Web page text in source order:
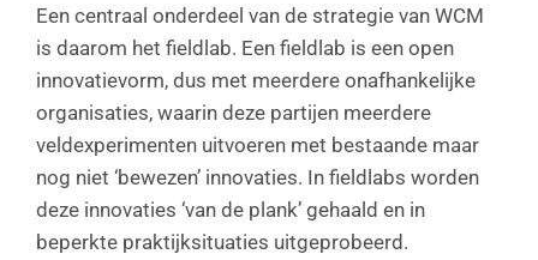
Een centraal onderdeel van de strategie van WCM
is daarom het fieldlab. Een fieldlab is een open
innovatievorm, dus met meerdere onafhankelijke
organisaties, waarin deze partijen meerdere
veldexperimenten uitvoeren met bestaande maar
nog niet ‘bewezen’ innovaties. In fieldlabs worden
deze innovaties ‘van de plank’ gehaald en in
beperkte praktijksituaties uitgeprobeerd.